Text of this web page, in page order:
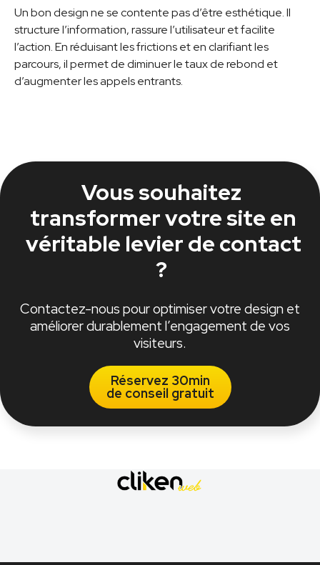
Un bon design ne se contente pas d’être esthétique. Il
structure l’information, rassure l’utilisateur et facilite
l’action. En réduisant les frictions et en clarifiant les
parcours, il permet de diminuer le taux de rebond et
d’augmenter les appels entrants.
Vous souhaitez
transformer votre site en
véritable levier de contact
?
Contactez-nous pour optimiser votre design et
améliorer durablement l’engagement de vos
visiteurs.
Réservez 30min
de conseil gratuit